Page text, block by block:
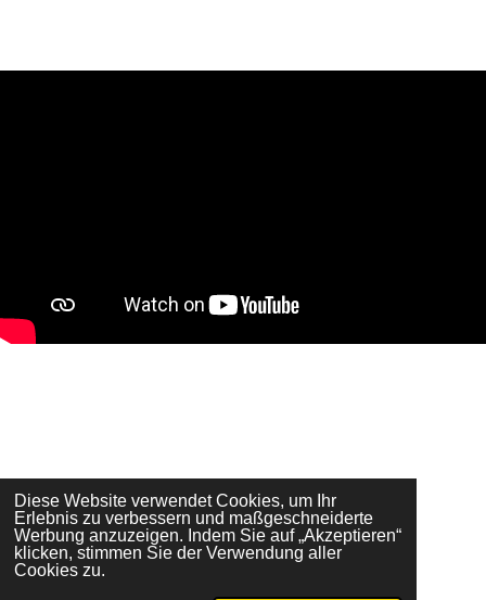
Diese Website verwendet Cookies, um Ihr
Erlebnis zu verbessern und maßgeschneiderte
Werbung anzuzeigen. Indem Sie auf „Akzeptieren“
klicken, stimmen Sie der Verwendung aller
Cookies zu.
I
n
s
Y
o
u
W
h
a
F
a
c